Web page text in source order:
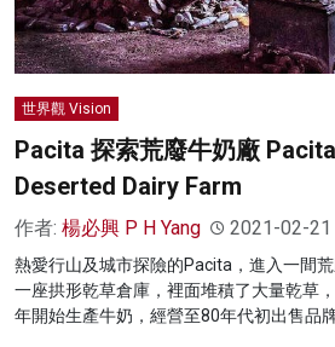
世界觀 Vision
Pacita 探索荒廢牛奶廠
Deserted Dairy Farm
作者: 楊必興 P H Yang 2021-02-21
熱愛行山及城市探險的Pacita，進入一間
一座拱形乾草倉庫，裡面堆積了大量乾草
年開始生產牛奶，經營至80年代初出售品